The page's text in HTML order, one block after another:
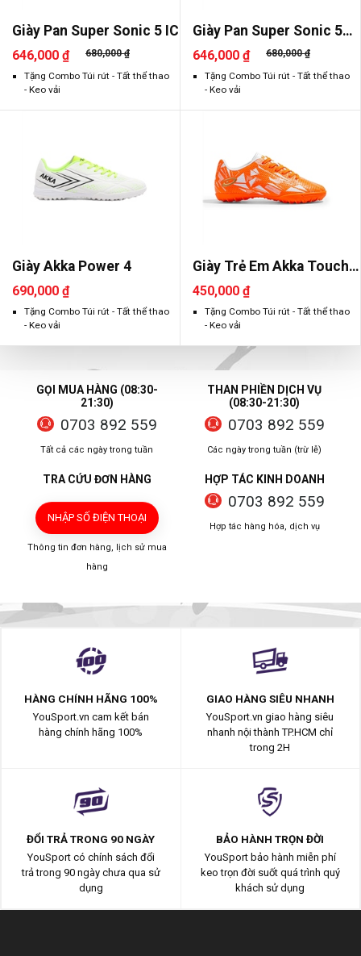
Giày Pan Super Sonic 5 IC
646,000 ₫
680,000 ₫
Tặng Combo Túi rút - Tất thể thao
- Keo vải
Giày Pan Super Sonic 5
TF
646,000 ₫
680,000 ₫
Tặng Combo Túi rút - Tất thể thao
- Keo vải
Giày Akka Power 4
690,000 ₫
Tặng Combo Túi rút - Tất thể thao
- Keo vải
Giày Trẻ Em Akka Touch
1.0 TF
450,000 ₫
Tặng Combo Túi rút - Tất thể thao
- Keo vải
GỌI MUA HÀNG (08:30-
21:30)
0703 892 559
Tất cả các ngày trong tuần
THAN PHIỀN DỊCH VỤ
(08:30-21:30)
0703 892 559
Các ngày trong tuần (trừ lễ)
TRA CỨU ĐƠN HÀNG
NHẬP SỐ ĐIỆN THOẠI
Thông tin đơn hàng, lịch sử mua
hàng
HỢP TÁC KINH DOANH
0703 892 559
Hợp tác hàng hóa, dịch vụ
HÀNG CHÍNH HÃNG 100%
YouSport.vn cam kết bán
hàng chính hãng 100%
GIAO HÀNG SIÊU NHANH
YouSport.vn giao hàng siêu
nhanh nội thành TP.HCM chỉ
trong 2H
ĐỔI TRẢ TRONG 90 NGÀY
YouSport có chính sách đổi
trả trong 90 ngày chưa qua sử
dụng
BẢO HÀNH TRỌN ĐỜI
YouSport bảo hành miễn phí
keo trọn đời suốt quá trình quý
khách sử dụng